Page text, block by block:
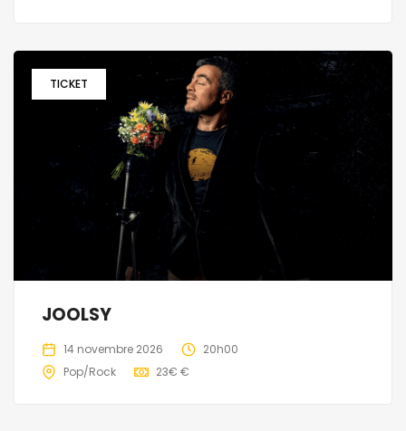
TICKET
JOOLSY
14 novembre 2026
20h00
Pop/Rock
23€ €